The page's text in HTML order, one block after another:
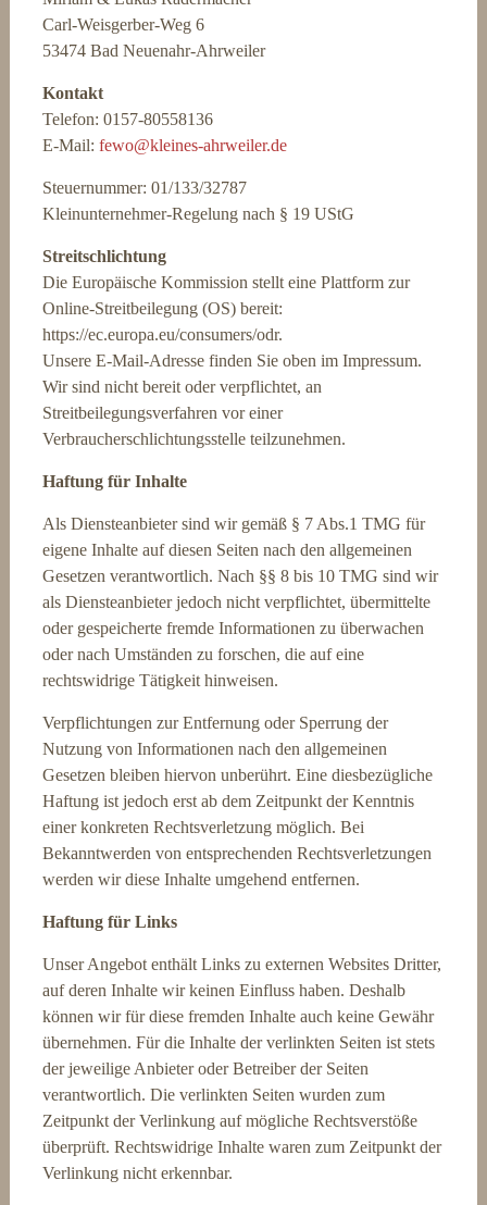
Carl-Weisgerber-Weg 6
53474 Bad Neuenahr-Ahrweiler
Kontakt
Telefon: 0‭157-80558136‬
E-Mail: fewo@kleines-ahrweiler.de
Steuernummer: 01/133/32787
Kleinunternehmer-Regelung nach § 19 UStG
Streitschlichtung
Die Europäische Kommission stellt eine Plattform zur
Online-Streitbeilegung (OS) bereit:
https://ec.europa.eu/consumers/odr.
Unsere E-Mail-Adresse finden Sie oben im Impressum.
Wir sind nicht bereit oder verpflichtet, an
Streitbeilegungsverfahren vor einer
Verbraucherschlichtungsstelle teilzunehmen.
Haftung für Inhalte
Als Diensteanbieter sind wir gemäß § 7 Abs.1 TMG für
eigene Inhalte auf diesen Seiten nach den allgemeinen
Gesetzen verantwortlich. Nach §§ 8 bis 10 TMG sind wir
als Diensteanbieter jedoch nicht verpflichtet, übermittelte
oder gespeicherte fremde Informationen zu überwachen
oder nach Umständen zu forschen, die auf eine
rechtswidrige Tätigkeit hinweisen.
Verpflichtungen zur Entfernung oder Sperrung der
Nutzung von Informationen nach den allgemeinen
Gesetzen bleiben hiervon unberührt. Eine diesbezügliche
Haftung ist jedoch erst ab dem Zeitpunkt der Kenntnis
einer konkreten Rechtsverletzung möglich. Bei
Bekanntwerden von entsprechenden Rechtsverletzungen
werden wir diese Inhalte umgehend entfernen.
Haftung für Links
Unser Angebot enthält Links zu externen Websites Dritter,
auf deren Inhalte wir keinen Einfluss haben. Deshalb
können wir für diese fremden Inhalte auch keine Gewähr
übernehmen. Für die Inhalte der verlinkten Seiten ist stets
der jeweilige Anbieter oder Betreiber der Seiten
verantwortlich. Die verlinkten Seiten wurden zum
Zeitpunkt der Verlinkung auf mögliche Rechtsverstöße
überprüft. Rechtswidrige Inhalte waren zum Zeitpunkt der
Verlinkung nicht erkennbar.